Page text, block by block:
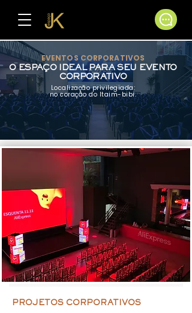
EVENTOS CORPORATIVOS
O ESPAÇO IDEAL PARA SEU EVENTO
CORPORATIVO
Localização privilegiada:
no coração do Itaim-bibi.
PROJETOS CORPORATIVOS